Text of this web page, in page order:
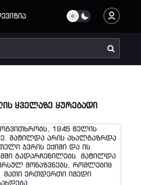
ყველაზე ყურებადი